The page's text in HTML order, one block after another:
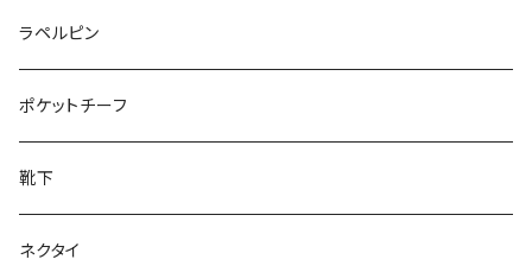
50/XL～
27cm～
28cm～
ラペルピン
ポケットチーフ
靴下
ネクタイ